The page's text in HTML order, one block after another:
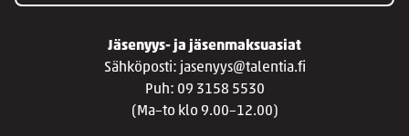
Jäsenyys- ja jäsenmaksuasiat
Sähköposti: jasenyys@talentia.fi
Puh: 09 3158 5530
(Ma–to klo 9.00–12.00)